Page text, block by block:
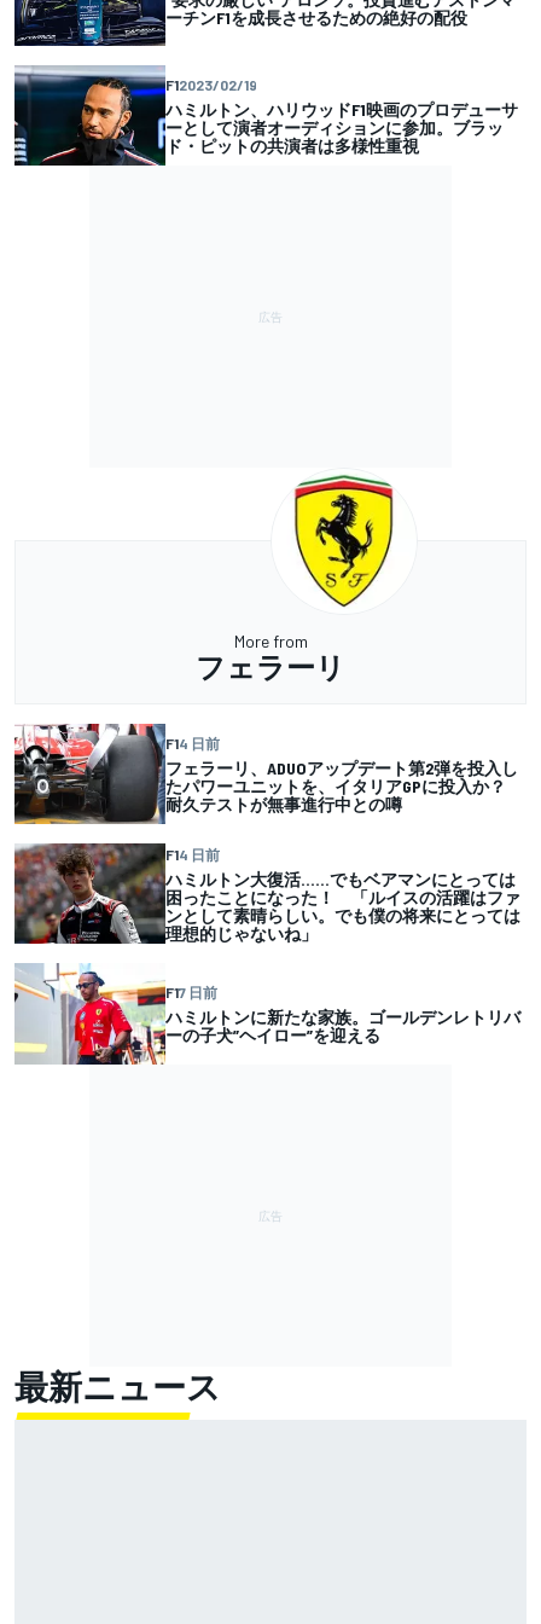
ーチンF1を成長させるための絶好の配役
F12023/02/19
ハミルトン、ハリウッドF1映画のプロデューサ
ーとして演者オーディションに参加。ブラッ
ド・ピットの共演者は多様性重視
More from
フェラーリ
F14 日前
フェラーリ、ADUOアップデート第2弾を投入し
たパワーユニットを、イタリアGPに投入か？
耐久テストが無事進行中との噂
F14 日前
ハミルトン大復活……でもベアマンにとっては
困ったことになった！ 「ルイスの活躍はファ
ンとして素晴らしい。でも僕の将来にとっては
理想的じゃないね」
F17 日前
ハミルトンに新たな家族。ゴールデンレトリバ
ーの子犬”ヘイロー”を迎える
最新ニュース